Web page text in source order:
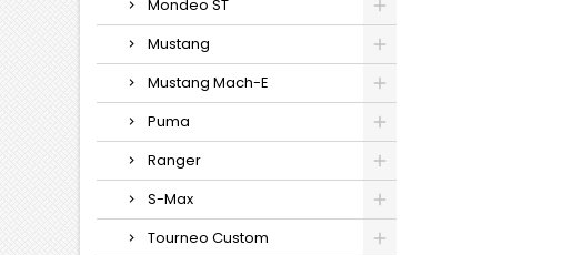
Mondeo ST
Mustang
Mustang Mach-E
Puma
Ranger
S-Max
Tourneo Custom